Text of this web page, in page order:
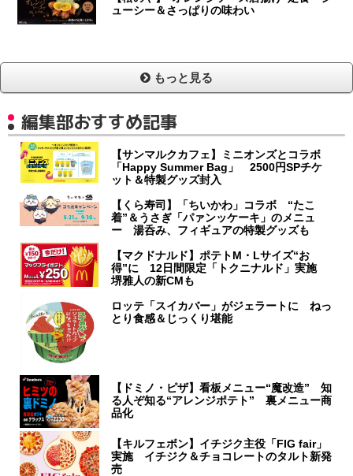
ューシー＆さっぱりの味わい
もっと見る
編集部おすすめ記事
【サンマルクカフェ】ミニオンズとコラボ
「Happy Summer Bag」 2500円SPチケ
ット＆特製グッズ封入
【くら寿司】「ちいかわ」コラボ “たこ
着”＆うさぎ「パァンッケーキ」のメニュ
ー 湯呑み、フィギュアの特製グッズも
【マクドナルド】ポテトM・Lサイズ“お
得”に 12日間限定「トクニナルド」実施
堺雅人の新CMも
ロッテ「スイカバー」がジェラートに ねっ
とり食感＆じっくり堪能
【ドミノ・ピザ】看板メニュー“魔改造” 知
る人ぞ知る“アレンジポテト” 裏メニュー商
品化
【キルフェボン】イチジク主役「FIG fair」
実施 イチジク＆チョコレートのタルト新発
売